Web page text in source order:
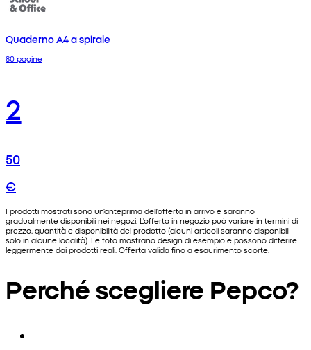
Quaderno A4 a spirale
80 pagine
2
50
€
I prodotti mostrati sono un'anteprima dell'offerta in arrivo e saranno
gradualmente disponibili nei negozi. L'offerta in negozio può variare in termini di
prezzo, quantità e disponibilità del prodotto (alcuni articoli saranno disponibili
solo in alcune località). Le foto mostrano design di esempio e possono differire
leggermente dai prodotti reali. Offerta valida fino a esaurimento scorte.
Perché scegliere Pepco?